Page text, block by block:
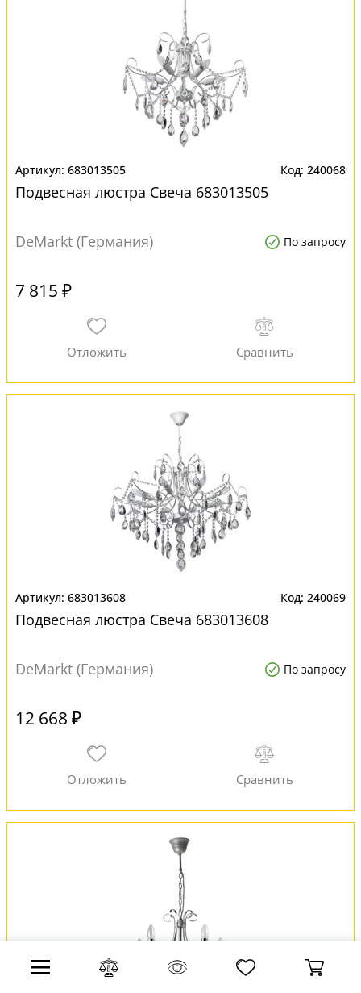
683013505 240068
Подвесная люстра Свеча 683013505
DeMarkt (Германия) По запросу
7 815 ₽
683013608 240069
Подвесная люстра Свеча 683013608
DeMarkt (Германия) По запросу
12 668 ₽